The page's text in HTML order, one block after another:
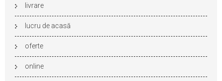
livrare
lucru de acasă
oferte
online